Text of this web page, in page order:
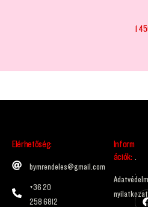
1
Elérhetőség:
bymrendeles@gmail.com
+36 20
258 6812
Inform
ációk:
nyilatkozat